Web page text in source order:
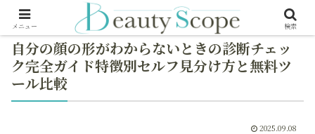
自分の顔の形がわからないときの診断チェッ
ク完全ガイド特徴別セルフ見分け方と無料ツ
ール比較
2025.09.08
メニュー 検索